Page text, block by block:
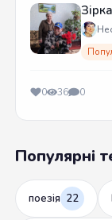
0 36 0
Популярні
поезія 22